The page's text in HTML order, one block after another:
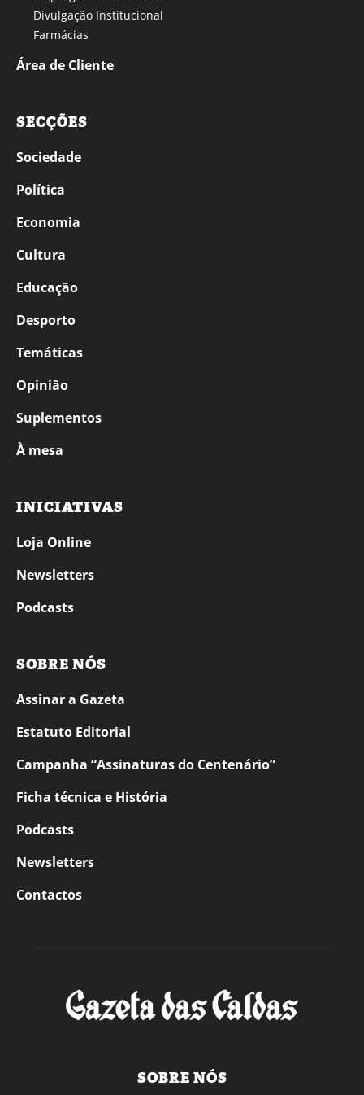
Divulgação Institucional
Farmácias
Área de Cliente
SECÇÕES
Sociedade
Política
Economia
Cultura
Educação
Desporto
Temáticas
Opinião
Suplementos
À mesa
INICIATIVAS
Loja Online
Newsletters
Podcasts
SOBRE NÓS
Assinar a Gazeta
Estatuto Editorial
Campanha “Assinaturas do Centenário”
Ficha técnica e História
Podcasts
Newsletters
Contactos
SOBRE NÓS